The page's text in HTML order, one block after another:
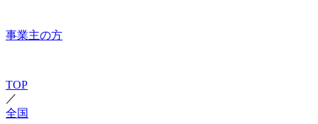
事業主の方
TOP
／
全国